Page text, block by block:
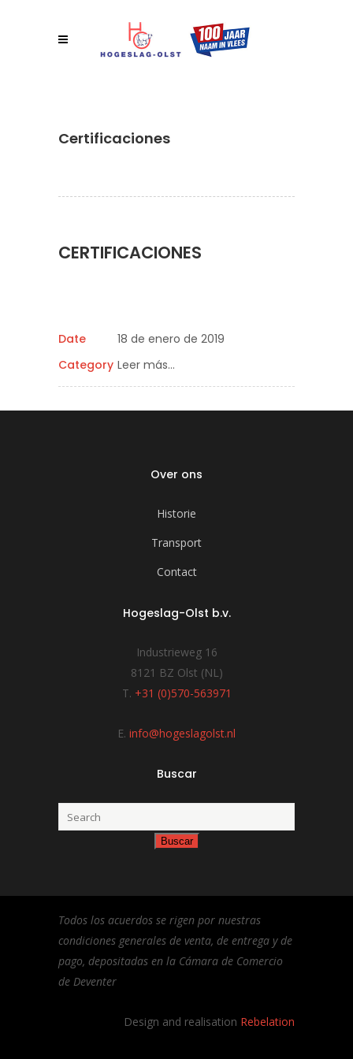
Certificaciones
CERTIFICACIONES
Date
18 de enero de 2019
Category Leer más…
Over ons
Historie
Transport
Contact
Hogeslag-Olst b.v.
Industrieweg 16
8121 BZ Olst (NL)
T. +31 (0)570-563971
E. info@hogeslagolst.nl
Buscar
Todos los acuerdos se rigen por nuestras
condiciones generales de venta, de entrega y de
pago, depositadas en la Cámara de Comercio
de Deventer
Design and realisation Rebelation